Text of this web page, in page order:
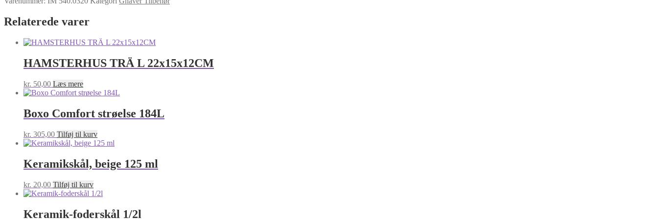
320
antal
Relaterede varer
HAMSTERHUS TRÄ L 22x15x12CM
kr. 50,00 Læs mere
Boxo Comfort strøelse 184L
kr. 305,00 Tilføj til kurv
Keramikskål, beige 125 ml
kr. 20,00 Tilføj til kurv
Keramik-foderskål 1/2l